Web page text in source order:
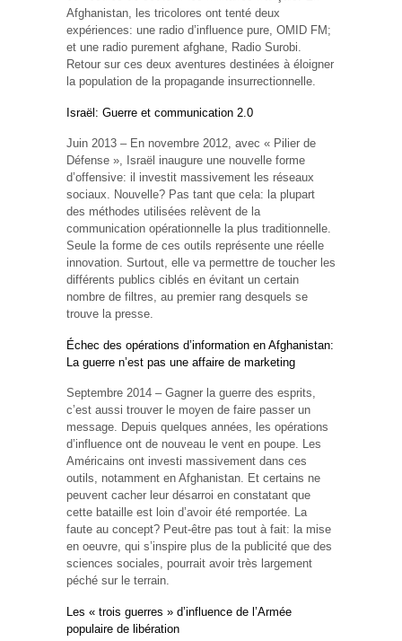
Afghanistan, les tricolores ont tenté deux
expériences: une radio d’influence pure, OMID FM;
et une radio purement afghane, Radio Surobi.
Retour sur ces deux aventures destinées à éloigner
la population de la propagande insurrectionnelle.
Israël: Guerre et communication 2.0
Juin 2013 – En novembre 2012, avec « Pilier de
Défense », Israël inaugure une nouvelle forme
d’offensive: il investit massivement les réseaux
sociaux. Nouvelle? Pas tant que cela: la plupart
des méthodes utilisées relèvent de la
communication opérationnelle la plus traditionnelle.
Seule la forme de ces outils représente une réelle
innovation. Surtout, elle va permettre de toucher les
différents publics ciblés en évitant un certain
nombre de filtres, au premier rang desquels se
trouve la presse.
Échec des opérations d’information en Afghanistan:
La guerre n’est pas une affaire de marketing
Septembre 2014 – Gagner la guerre des esprits,
c’est aussi trouver le moyen de faire passer un
message. Depuis quelques années, les opérations
d’influence ont de nouveau le vent en poupe. Les
Américains ont investi massivement dans ces
outils, notamment en Afghanistan. Et certains ne
peuvent cacher leur désarroi en constatant que
cette bataille est loin d’avoir été remportée. La
faute au concept? Peut-être pas tout à fait: la mise
en oeuvre, qui s’inspire plus de la publicité que des
sciences sociales, pourrait avoir très largement
péché sur le terrain.
Les « trois guerres » d’influence de l’Armée
populaire de libération